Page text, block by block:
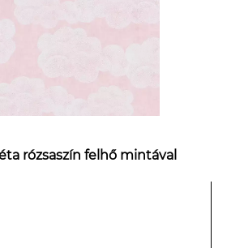
rózsaszín felhő mintával